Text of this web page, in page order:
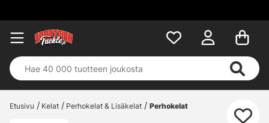
Etusivu Kelat Perhokelat & Lisäkelat Perhokelat